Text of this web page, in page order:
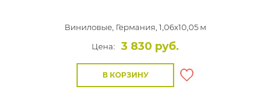
Виниловые, Германия, 1,06x10,05 м
Цена:
3 830 руб.
В КОРЗИНУ